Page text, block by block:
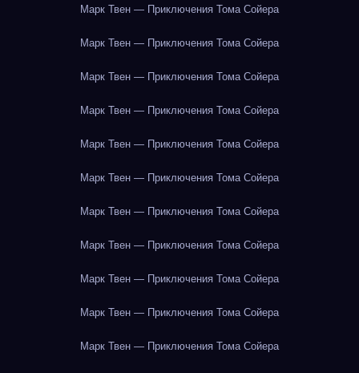
Марк Твен — Приключения Тома Сойера
Марк Твен — Приключения Тома Сойера
Марк Твен — Приключения Тома Сойера
Марк Твен — Приключения Тома Сойера
Марк Твен — Приключения Тома Сойера
Марк Твен — Приключения Тома Сойера
Марк Твен — Приключения Тома Сойера
Марк Твен — Приключения Тома Сойера
Марк Твен — Приключения Тома Сойера
Марк Твен — Приключения Тома Сойера
Марк Твен — Приключения Тома Сойера